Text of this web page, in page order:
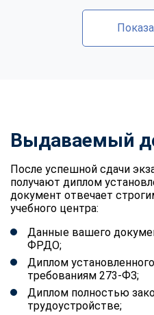
Выдаваемый
После успешной сдачи
получают диплом
документ отвечает
учебного центра:
Данные вашего
ФРДО;
Диплом
требованиям 273-ФЗ;
Диплом полностью
трудоустройстве;